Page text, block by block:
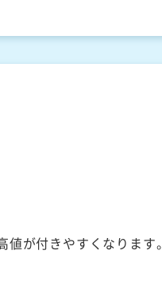
が付きやすくなります。